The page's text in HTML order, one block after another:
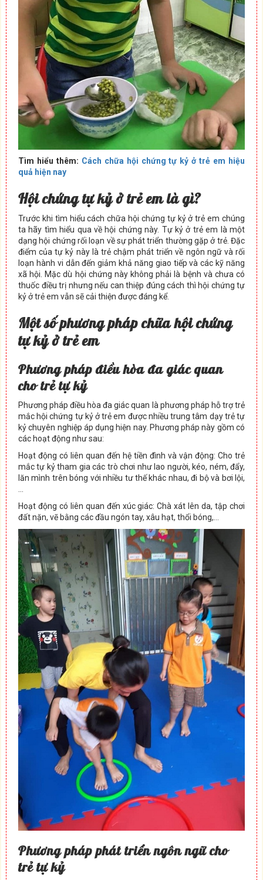
Tìm hiểu thêm: Cách chữa hội chứng tự kỷ ở trẻ em hiệu
quả hiện nay
Hội chứng tự kỷ ở trẻ em là gì?
Trước khi tìm hiểu cách chữa hội chứng tự kỷ ở trẻ em chúng
ta hãy tìm hiểu qua về hội chứng này. Tự kỷ ở trẻ em là một
dạng hội chứng rối loạn về sự phát triển thường gặp ở trẻ. Đặc
điểm của tự kỷ này là trẻ chậm phát triển về ngôn ngữ và rối
loạn hành vi dẫn đến giảm khả năng giao tiếp và các kỹ năng
xã hội. Mặc dù hội chứng này không phải là bệnh và chưa có
thuốc điều trị nhưng nếu can thiệp đúng cách thì hội chứng tự
kỷ ở trẻ em vẫn sẽ cải thiện được đáng kể.
Một số phương pháp chữa hội chứng
tự kỷ ở trẻ em
Phương pháp điều hòa đa giác quan
cho trẻ tự kỷ
Phương pháp điều hòa đa giác quan là phương pháp hỗ trợ trẻ
mắc hội chứng tự kỷ ở trẻ em được nhiều trung tâm dạy trẻ tự
kỷ chuyên nghiệp áp dụng hiện nay. Phương pháp này gồm có
các hoạt động như sau:
Hoạt động có liên quan đến hệ tiền đình và vận động: Cho trẻ
mắc tự kỷ tham gia các trò chơi như lao người, kéo, ném, đẩy,
lăn mình trên bóng với nhiều tư thế khác nhau, đi bộ và bơi lội,
Hoạt động có liên quan đến xúc giác: Chà xát lên da, tập chơi
đất nặn, vẽ bằng các đầu ngón tay, xâu hạt, thổi bóng,…
Phương pháp phát triển ngôn ngữ cho
trẻ tự kỷ